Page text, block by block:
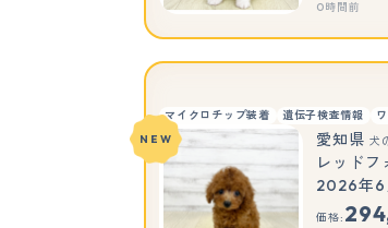
0時間前
マイクロチップ装着 遺伝子検査情報
NEW
愛知県 犬
レッドフ
2026年6
価格: